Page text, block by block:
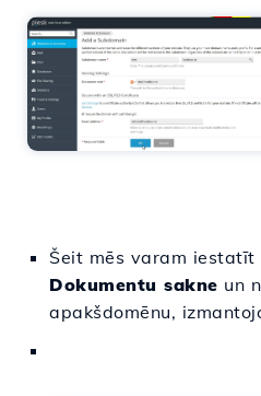
Šeit mēs varam iestatīt
Dokumentu sakne un
apakšdomēnu,